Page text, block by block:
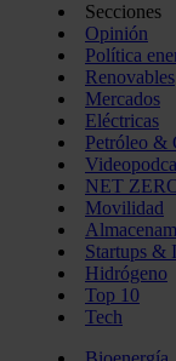
Secciones
Opinión
Política
Renovables
Mercados
Eléctricas
Petróleo &
NET
Movilidad
Startups &
Hidrógeno
Top 10
Tech